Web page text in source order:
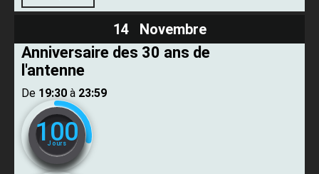
14 Novembre
Anniversaire des 30 ans de
l'antenne
De ​ 19:30 ​ à ​ 23:59
100
Jours